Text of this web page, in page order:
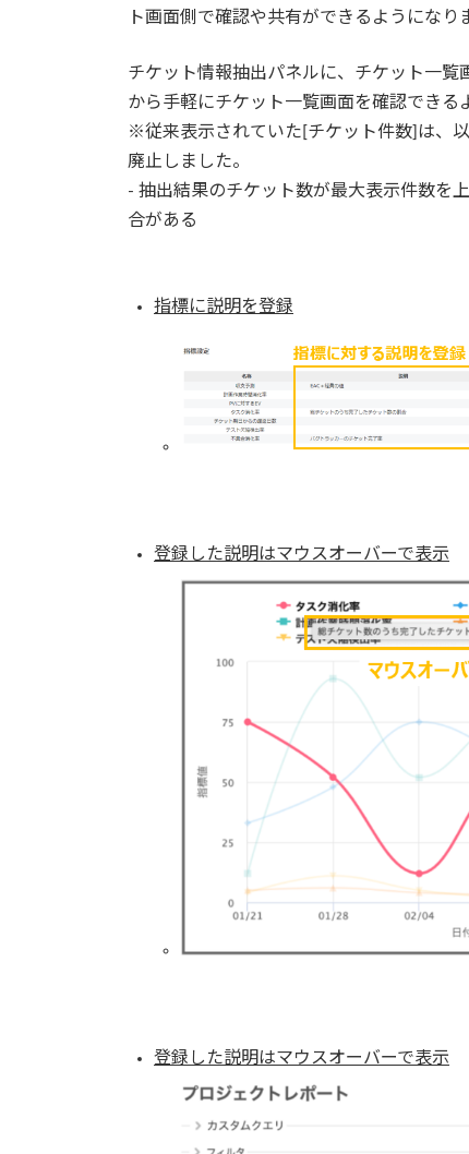
ト画面側で確認や共有ができるようになり
チケット情報抽出パネルに、チケット一
から手軽にチケット一覧画面を確認できる
※従来表示されていた[チケット件数]は、
廃止しました。
- 抽出結果のチケット数が最大表示件数を
合がある
指標に説明を登録
登録した説明はマウスオーバーで表示
登録した説明はマウスオーバーで表示